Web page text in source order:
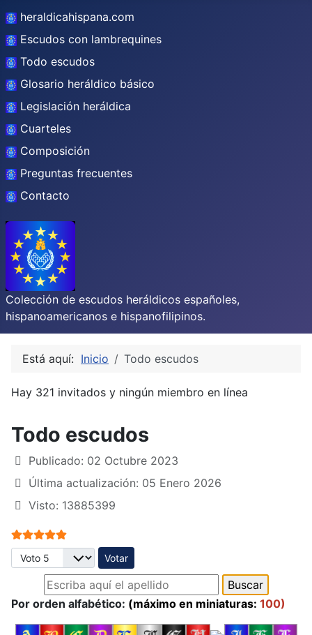
heraldicahispana.com
Escudos con lambrequines
Todo escudos
Glosario heráldico básico
Legislación heráldica
Cuarteles
Composición
Preguntas frecuentes
Contacto
Colección de escudos heráldicos españoles,
hispanoamericanos e hispanofilipinos.
Está aquí: Inicio Todo escudos
Hay 321 invitados y ningún miembro en línea
Todo escudos
Publicado: 02 Octubre 2023
Última actualización: 05 Enero 2026
Visto: 13885399
Ratio:5/5
Por favor, vote
Por orden alfabético: (máximo en miniaturas: 100)